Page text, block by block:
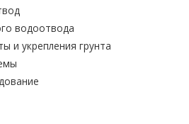
водоотвода
и укрепления грунта